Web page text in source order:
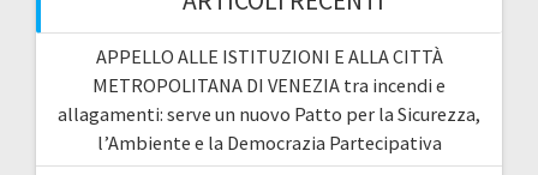
APPELLO ALLE ISTITUZIONI E ALLA CITTÀ
METROPOLITANA DI VENEZIA tra incendi e
allagamenti: serve un nuovo Patto per la Sicurezza,
l’Ambiente e la Democrazia Partecipativa